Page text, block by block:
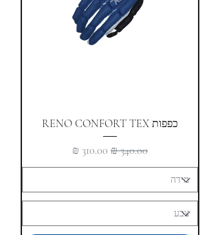
כפפות RENO CONFORT TEX
מחיר רגיל מחיר מבצע